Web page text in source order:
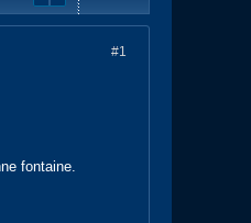
#1
fontaine.